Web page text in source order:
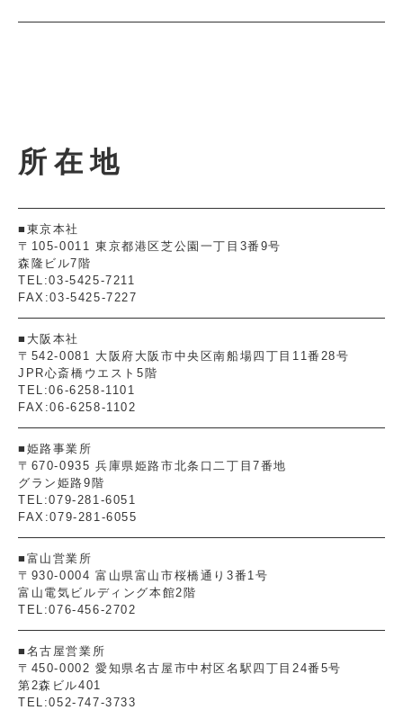
所在地
■東京本社
〒105-0011 東京都港区芝公園一丁目3番9号
森隆ビル7階
TEL:03-5425-7211
FAX:03-5425-7227
■大阪本社
〒542-0081 大阪府大阪市中央区南船場四丁目11番28号
JPR心斎橋ウエスト5階
TEL:06-6258-1101
FAX:06-6258-1102
■姫路事業所
〒670-0935 兵庫県姫路市北条口二丁目7番地
グラン姫路9階
TEL:079-281-6051
FAX:079-281-6055
■富山営業所
〒930-0004 富山県富山市桜橋通り3番1号
富山電気ビルディング本館2階
TEL:076-456-2702
■名古屋営業所
〒450-0002 愛知県名古屋市中村区名駅四丁目24番5号
第2森ビル401
TEL:052-747-3733